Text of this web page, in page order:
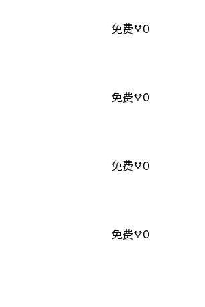
免费 0
免费 0
免费 0
免费 0